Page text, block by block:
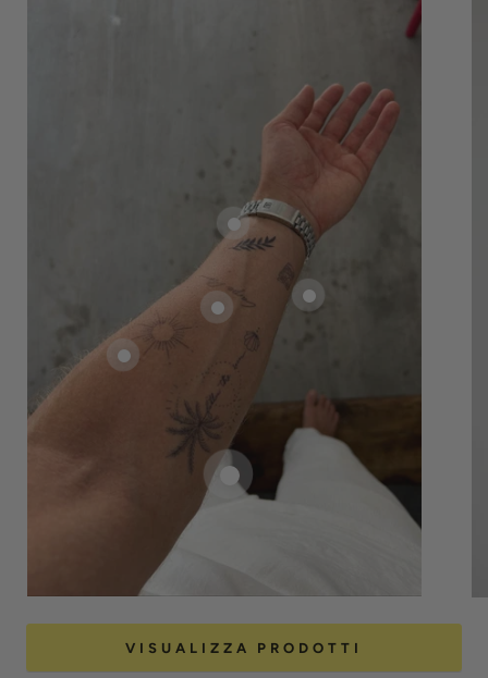
VISUALIZZA PRODOTTI